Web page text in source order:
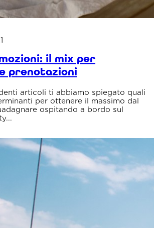
il mix per
prenotazioni
articoli ti abbiamo spiegato quali
per ottenere il massimo dal
ospitando a bordo sul